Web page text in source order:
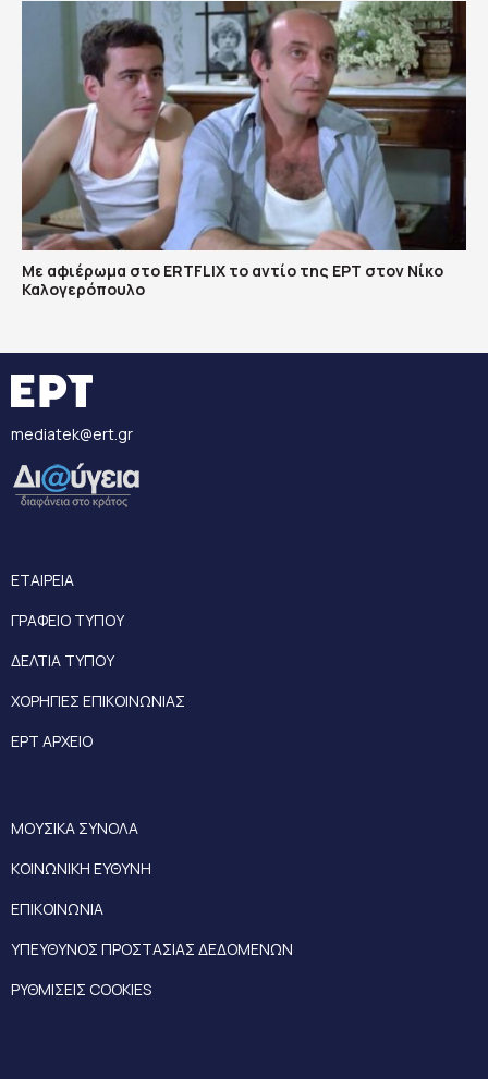
Με αφιέρωμα στο ERTFLIX το αντίο της ΕΡΤ στον Νίκο
Καλογερόπουλο
mediatek@ert.gr
ΕΤΑΙΡΕΙΑ
ΓΡΑΦΕΙΟ ΤΥΠΟΥ
ΔΕΛΤΙΑ ΤΥΠΟΥ
ΧΟΡΗΓΙΕΣ ΕΠΙΚΟΙΝΩΝΙΑΣ
ΕΡΤ ΑΡΧΕΙΟ
ΜΟΥΣΙΚΑ ΣΥΝΟΛΑ
ΚΟΙΝΩΝΙΚΗ ΕΥΘΥΝΗ
ΕΠΙΚΟΙΝΩΝΙΑ
ΥΠΕΥΘΥΝΟΣ ΠΡΟΣΤΑΣΙΑΣ ΔΕΔΟΜΕΝΩΝ
ΡΥΘΜΙΣΕΙΣ COOKIES